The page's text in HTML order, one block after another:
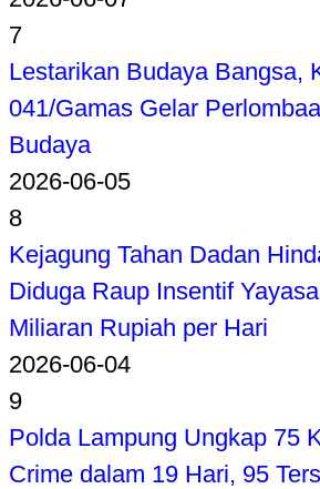
7
Lestarikan Budaya Bangsa,
041/Gamas Gelar
Budaya
2026-06-05
8
Kejagung Tahan Dadan
Diduga Raup Insentif
Miliaran Rupiah per Hari
2026-06-04
9
Polda Lampung Ungkap 75
Crime dalam 19 Hari, 95